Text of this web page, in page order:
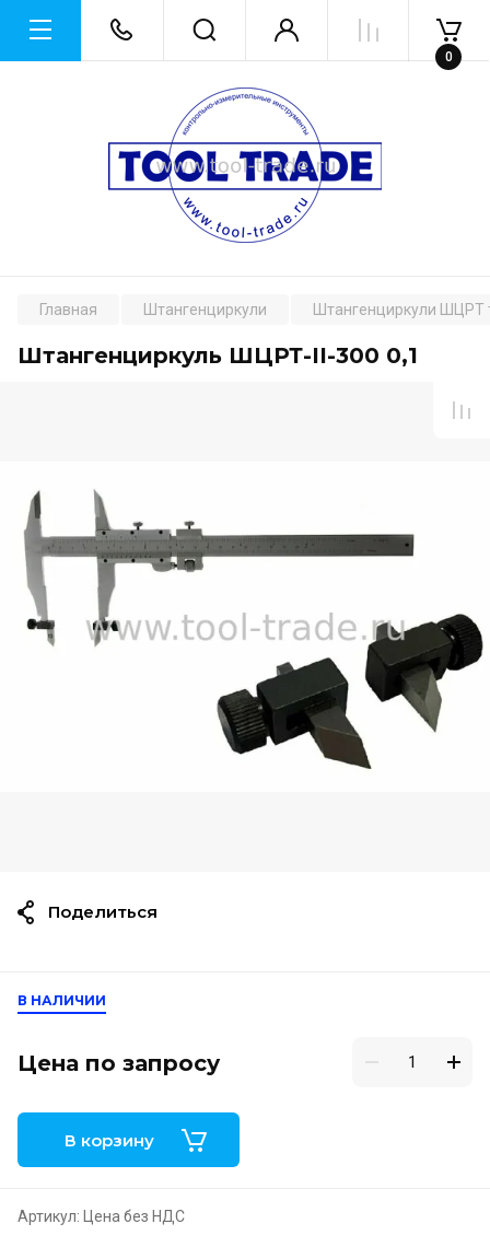
0
Главная Штангенциркули Штангенциркули ШЦРТ
Штангенциркуль ШЦРТ-II-300 0,1
В НАЛИЧИИ
Цена по запросу
В корзину
Артикул: Цена без НДС
Поделиться